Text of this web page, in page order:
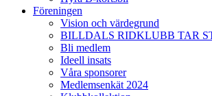
Föreningen
Vision och värdegrund
BILLDALS RIDKLUBB TAR
Bli medlem
Ideell insats
Våra sponsorer
Medlemsenkät 2024